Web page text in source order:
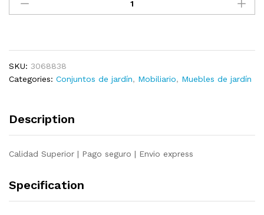
comedor
7
piezas
SKU: 3068838
Categories: Conjuntos de jardín, Mobiliario, Muebles de jardín
Description
Calidad Superior | Pago seguro | Envio express
Specification